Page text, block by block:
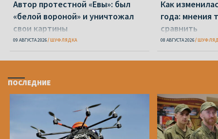
Автор протестной «Евы»: был
«белой вороной» и уничтожал
свои картины
09 АВГУСТА 2026 ШУФЛЯДКА
Как
года: мнения
сравнить
08 АВГУСТА 2026
ПОСЛЕДНИЕ